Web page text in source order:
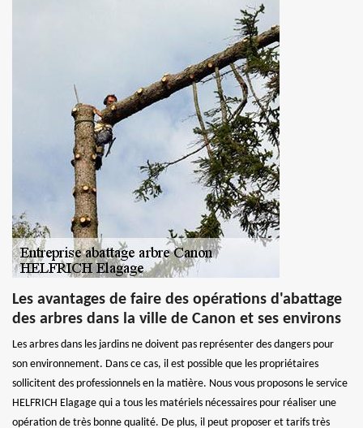
Les avantages de faire des opérations d'abattage
des arbres dans la ville de Canon et ses environs
Les arbres dans les jardins ne doivent pas représenter des dangers pour
son environnement. Dans ce cas, il est possible que les propriétaires
sollicitent des professionnels en la matière. Nous vous proposons le service
HELFRICH Elagage qui a tous les matériels nécessaires pour réaliser une
opération de très bonne qualité. De plus, il peut proposer et tarifs très